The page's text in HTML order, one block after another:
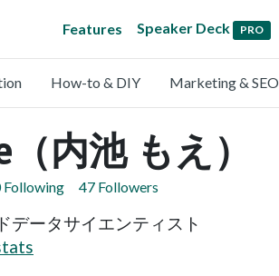
Features Speaker Deck PRO
How-to & DIY Marketing & SEO
内池 もえ）
Following 47 Followers
データサイエンティスト